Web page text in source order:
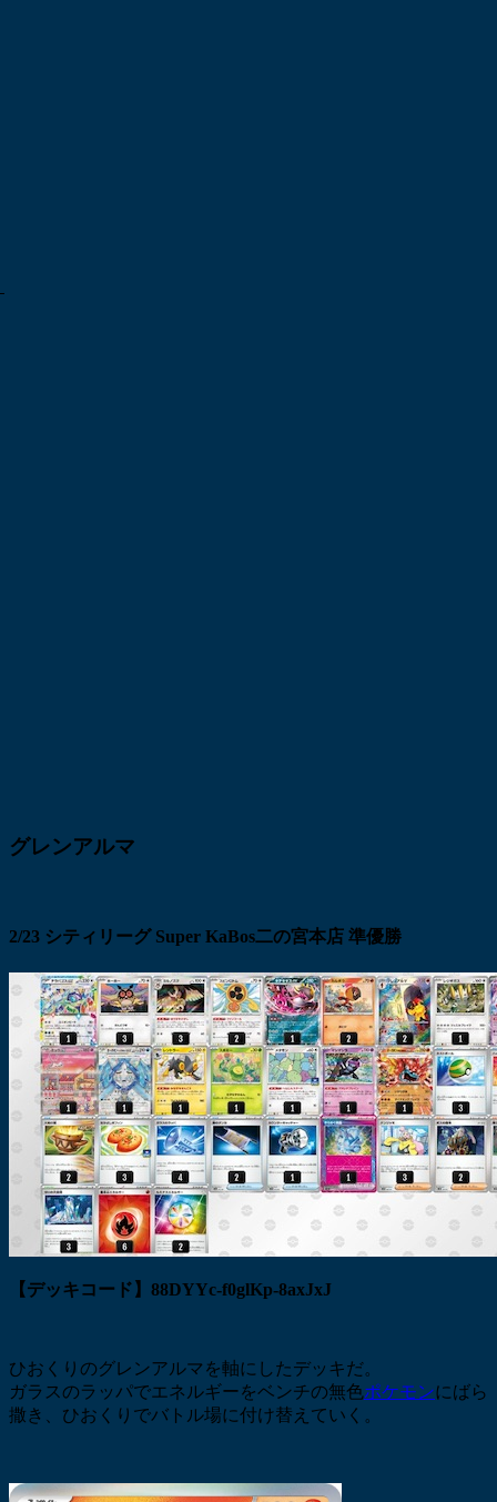
グレンアルマ
2/23 シティリーグ Super KaBos二の宮本店 準優勝
【デッキコード】88DYYc-f0glKp-8axJxJ
ひおくりのグレンアルマを軸にしたデッキだ。
ガラスのラッパでエネルギーをベンチの無色ポケモンにばら
撒き、ひおくりでバトル場に付け替えていく。